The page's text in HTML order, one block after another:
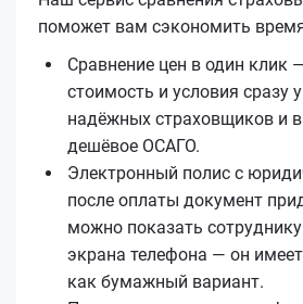
поможет вам сэкономить
Сравнение цен в один клик
стоимость и условия сразу
надёжных страховщиков и
дешёвое ОСАГО.
Электронный полис с
после оплаты документ
можно показать
экрана телефона — он
как бумажный вариант.